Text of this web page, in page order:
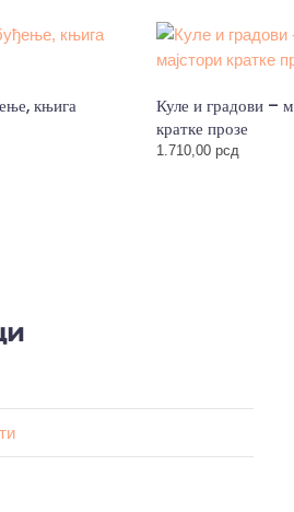
књига
Куле и градови –
кратке прозе
1.710,00 рсд